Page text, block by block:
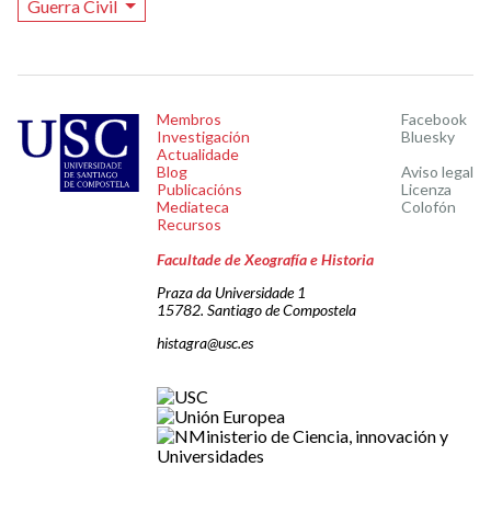
Guerra Civil
Membros
Investigación
Actualidade
Blog
Publicacións
Mediateca
Recursos
Facebook
Bluesky
Aviso legal
Licenza
Colofón
Facultade de Xeografía e Historia
Praza da Universidade 1
15782. Santiago de Compostela
histagra@usc.es